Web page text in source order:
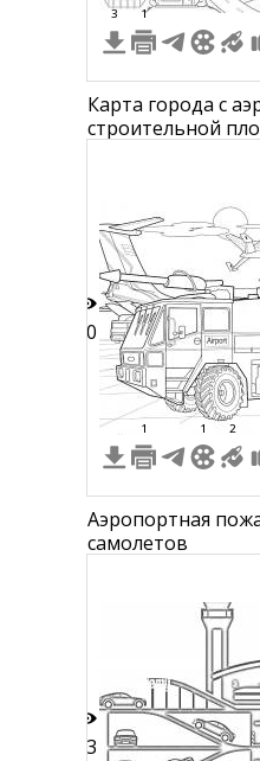
3 1
Карта города с
строительной
машинами,
строительной
воздушным
10
1 1 2
Аэропортная
самолетов
23